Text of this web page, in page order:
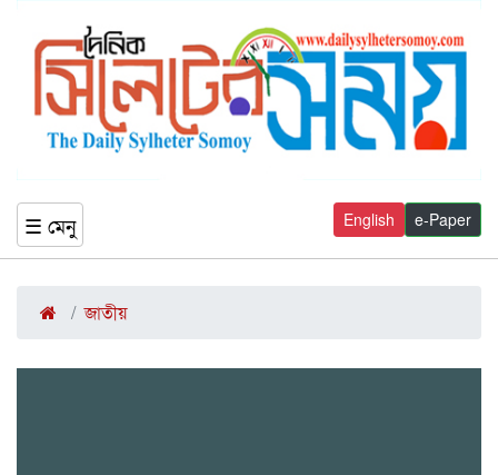
☰ মেনু e-Paper
English
জাতীয়